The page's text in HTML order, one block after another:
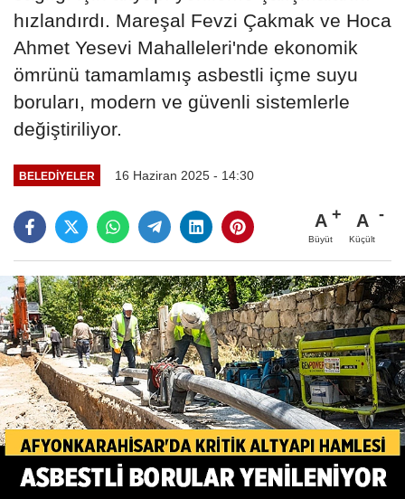
hızlandırdı. Mareşal Fevzi Çakmak ve Hoca
Ahmet Yesevi Mahalleleri'nde ekonomik
ömrünü tamamlamış asbestli içme suyu
boruları, modern ve güvenli sistemlerle
değiştiriliyor.
BELEDIYELER 16 Haziran 2025 - 14:30
A
Büyüt
A
Küçült